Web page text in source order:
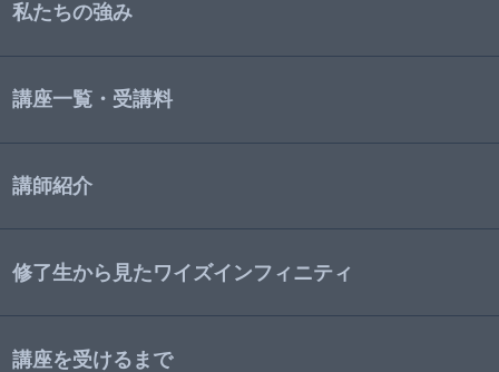
私たちの強み
講座一覧・受講料
講師紹介
修了生から見たワイズインフィニティ
講座を受けるまで